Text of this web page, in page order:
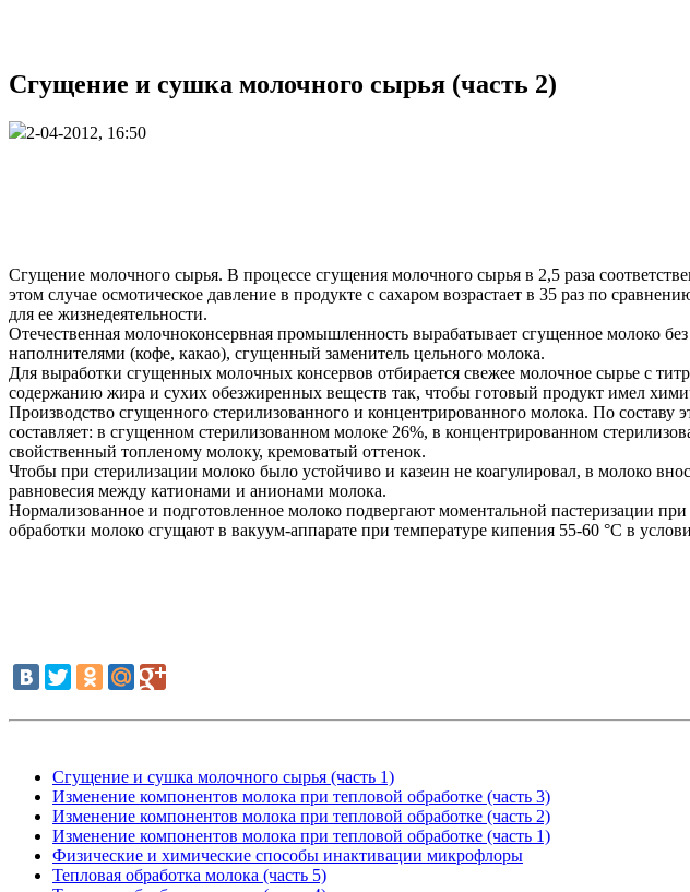
Сгущение и сушка молочного сырья (часть 2)
2-04-2012, 16:50
Сгущение молочного сырья. В процессе сгущения молочного сырья в 2,5 раза
этом случае осмотическое давление в продукте с сахаром возрастает в 35 раз по
для ее жизнедеятельности.
Отечественная молочноконсервная промышленность вырабатывает сгущенное молоко
наполнителями (кофе, какао), сгущенный заменитель цельного молока.
Для выработки сгущенных молочных консервов отбирается свежее молочное сырье с
содержанию жира и сухих обезжиренных веществ так, чтобы готовый продукт имел
Производство сгущенного стерилизованного и концентрированного молока. По составу
составляет: в сгущенном стерилизованном молоке 26%, в концентрированном
свойственный топленому молоку, кремоватый оттенок.
Чтобы при стерилизации молоко было устойчиво и казеин не коагулировал, в молоко
равновесия между катионами и анионами молока.
Нормализованное и подготовленное молоко подвергают моментальной пастеризации
обработки молоко сгущают в вакуум-аппарате при температуре кипения 55-60 °C в
Сгущение и сушка молочного сырья (часть 1)
Изменение компонентов молока при тепловой обработке (часть 3)
Изменение компонентов молока при тепловой обработке (часть 2)
Изменение компонентов молока при тепловой обработке (часть 1)
Физические и химические способы инактивации микрофлоры
Тепловая обработка молока (часть 5)